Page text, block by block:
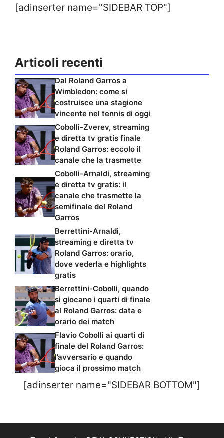
[adinserter name="SIDEBAR TOP"]
Articoli recenti
Dal Roland Garros a
Wimbledon: come si
costruisce una stagione
vincente nel tennis di oggi
Cobolli-Zverev, streaming
e diretta tv gratis finale
Roland Garros: eccolo il
canale che la trasmette
Cobolli-Arnaldi, streaming
e diretta tv gratis: il
canale che trasmette la
semifinale del Roland
Garros
Berrettini-Arnaldi,
streaming e diretta tv
Roland Garros: orario,
dove vederla e highlights
gratis
Berrettini-Cobolli, quando
si giocano i quarti di finale
al Roland Garros: data e
orario dei match
Flavio Cobolli ai quarti di
finale del Roland Garros:
l’avversario e quando
gioca il prossimo match
[adinserter name="SIDEBAR BOTTOM"]